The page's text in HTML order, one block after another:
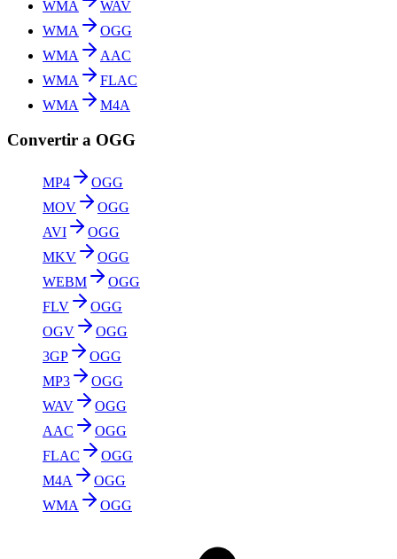
WMA
WAV
WMA
OGG
WMA
AAC
WMA
FLAC
WMA
M4A
Convertir a OGG
MP4
OGG
MOV
OGG
AVI
OGG
MKV
OGG
WEBM
OGG
FLV
OGG
OGV
OGG
3GP
OGG
MP3
OGG
WAV
OGG
AAC
OGG
FLAC
OGG
M4A
OGG
WMA
OGG